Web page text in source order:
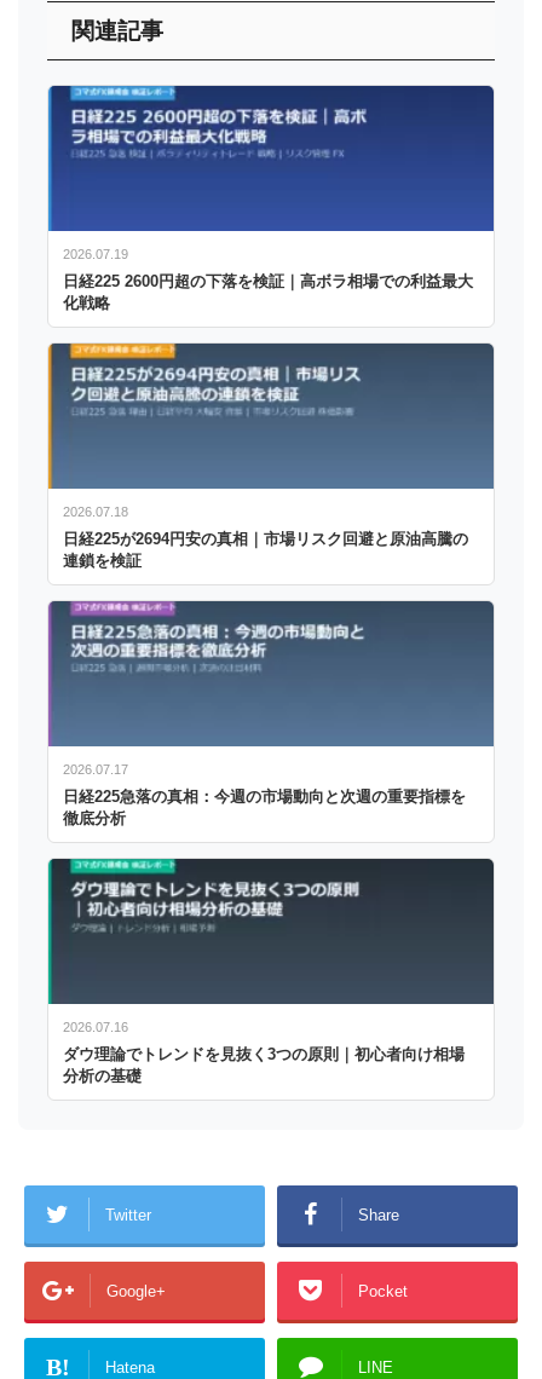
関連記事
2026.07.19
日経225 2600円超の下落を検証｜高ボラ相場での利益最大
化戦略
2026.07.18
日経225が2694円安の真相｜市場リスク回避と原油高騰の
連鎖を検証
2026.07.17
日経225急落の真相：今週の市場動向と次週の重要指標を
徹底分析
2026.07.16
ダウ理論でトレンドを見抜く3つの原則｜初心者向け相場
分析の基礎
Twitter Share
Google+ Pocket
B! Hatena LINE